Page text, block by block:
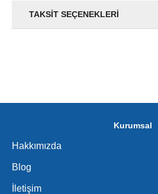
TAKSIT SEÇENEKLERI
Kurumsal
Hakkımızda
Blog
İletişim